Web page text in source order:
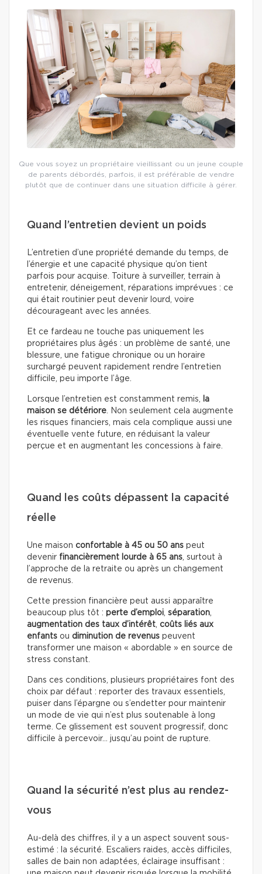
Que vous soyez un propriétaire vieillissant ou un jeune couple
de parents débordés, parfois, il est préférable de vendre
plutôt que de continuer dans une situation difficile à gérer.
Quand l’entretien devient un poids
L’entretien d’une propriété demande du temps, de
l’énergie et une capacité physique qu’on tient
parfois pour acquise. Toiture à surveiller, terrain à
entretenir, déneigement, réparations imprévues : ce
qui était routinier peut devenir lourd, voire
décourageant avec les années.
Et ce fardeau ne touche pas uniquement les
propriétaires plus âgés : un problème de santé, une
blessure, une fatigue chronique ou un horaire
surchargé peuvent rapidement rendre l’entretien
difficile, peu importe l’âge.
Lorsque l’entretien est constamment remis,
la
maison se détériore . Non seulement cela augmente
les risques financiers, mais cela complique aussi une
éventuelle vente future, en réduisant la valeur
perçue et en augmentant les concessions à faire.
Quand les coûts dépassent la capacité
réelle
Une maison confortable à 45 ou 50 ans peut
devenir financièrement lourde à 65 ans , surtout à
l’approche de la retraite ou après un changement
de revenus.
Cette pression financière peut aussi apparaître
beaucoup plus tôt : perte d’emploi séparation
augmentation des taux d’intérêt coûts liés aux
enfants ou diminution de revenus peuvent
transformer une maison « abordable » en source de
stress constant.
Dans ces conditions, plusieurs propriétaires font des
choix par défaut : reporter des travaux essentiels,
puiser dans l’épargne ou s’endetter pour maintenir
un mode de vie qui n’est plus soutenable à long
terme. Ce glissement est souvent progressif, donc
difficile à percevoir… jusqu’au point de rupture.
Quand la sécurité n’est plus au rendez-
vous
Au-delà des chiffres, il y a un aspect souvent sous-
estimé : la sécurité. Escaliers raides, accès difficiles,
salles de bain non adaptées, éclairage insuffisant :